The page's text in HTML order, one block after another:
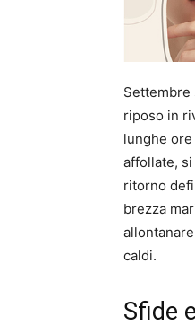
Settembre
riposo in
lunghe
affollate,
ritorno
brezza
caldi.
Sfide